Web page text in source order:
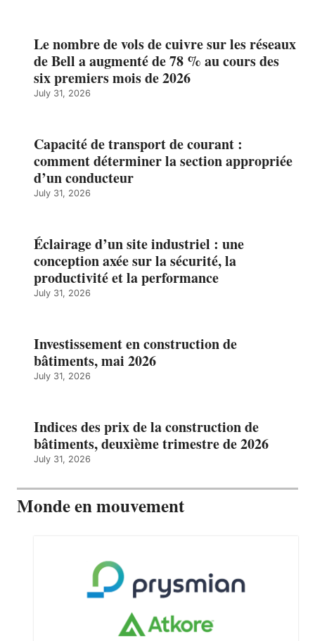
Le nombre de vols de cuivre sur les réseaux
de Bell a augmenté de 78 % au cours des
six premiers mois de 2026
July 31, 2026
Capacité de transport de courant :
comment déterminer la section appropriée
d’un conducteur
July 31, 2026
Éclairage d’un site industriel : une
conception axée sur la sécurité, la
productivité et la performance
July 31, 2026
Investissement en construction de
bâtiments, mai 2026
July 31, 2026
Indices des prix de la construction de
bâtiments, deuxième trimestre de 2026
July 31, 2026
Monde en mouvement